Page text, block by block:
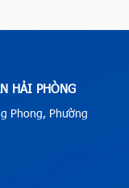
HẢI PHÒNG
Phong, Phường